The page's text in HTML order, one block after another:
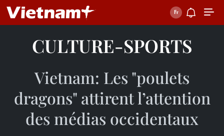
CULTURE-SPORTS
Vietnam: Les "poulets
dragons" attirent l’attention
des médias occidentaux